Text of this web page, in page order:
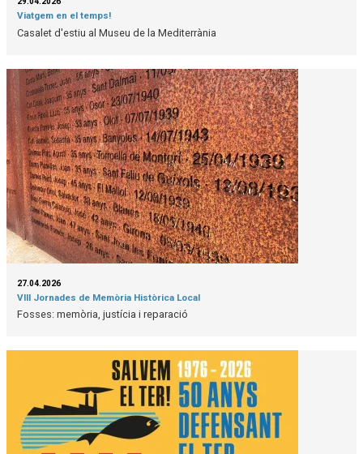
Viatgem en el temps!
Casalet d'estiu al Museu de la Mediterrània
27.04.2026
VIII Jornades de Memòria Històrica Local
Fosses: memòria, justícia i reparació